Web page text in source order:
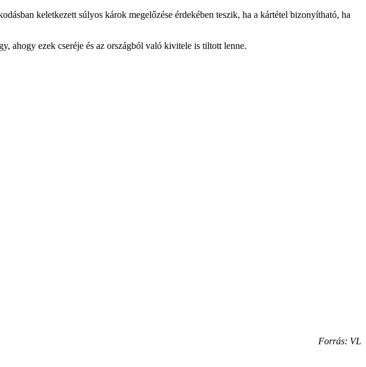
keletkezett súlyos károk megelőzése érdekében teszik, ha a kártétel bizonyítható, ha
ahogy ezek cseréje és az országból való kivitele is tiltott lenne.
Forrás: VL